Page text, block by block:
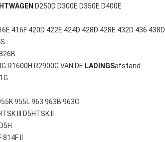
D250D D300E D350E D400E
416F 420D 422E 424D 428D 428E 432D 436 438D
R1600H R2900G VAN DE LADINGSafstand
955L 963 963B 963C
III
D5HTSK II
D5H
814F II